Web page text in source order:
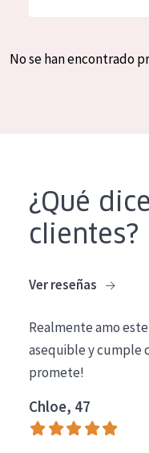
Crema de día
Crema de noche
Limpieza
COLECCIÓN
Essentials
Lift+
Spanish
No se han encontrado
¿Qué
clientes?
Ver reseñas
Realmente amo
asequible y cumple
promete!
Chloe, 47